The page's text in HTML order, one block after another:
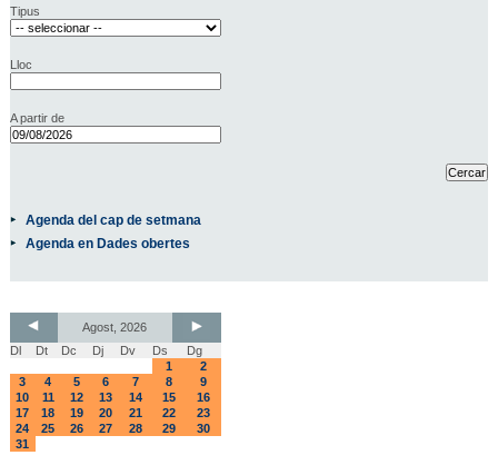
Tipus
Lloc
A partir de
Agenda del cap de setmana
Agenda en Dades obertes
Agost, 2026
Dl
Dt Dc Dj Dv Ds
Dg
1
2
3
4 5 6 7 8
9
10
11 12 13 14 15
16
17
18 19 20 21 22
23
24
25 26 27 28 29
30
31